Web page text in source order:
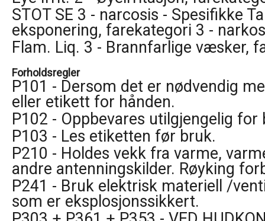
STOT SE 3 - narcosis - Spesifikke
eksponering, farekategori 3 -
Flam. Liq. 3 - Brannfarlige væsker,
Forholdsregler
P101 - Dersom det er nødvendig
eller etikett for hånden.
P102 - Oppbevares utilgjengelig for
P103 - Les etiketten før bruk.
P210 - Holdes vekk fra varme,
andre antenningskilder. Røyking
P241 - Bruk elektrisk materiell /
som er eksplosjonssikkert.